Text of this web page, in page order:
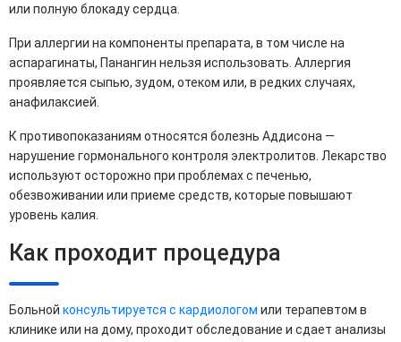
или полную блокаду сердца.
При аллергии на компоненты препарата, в том числе на
аспарагинаты, Панангин нельзя использовать. Аллергия
проявляется сыпью, зудом, отеком или, в редких случаях,
анафилаксией.
К противопоказаниям относятся болезнь Аддисона —
нарушение гормонального контроля электролитов. Лекарство
используют осторожно при проблемах с печенью,
обезвоживании или приеме средств, которые повышают
уровень калия.
Как проходит процедура
Больной консультируется с кардиологом или терапевтом в
клинике или на дому, проходит обследование и сдает анализы